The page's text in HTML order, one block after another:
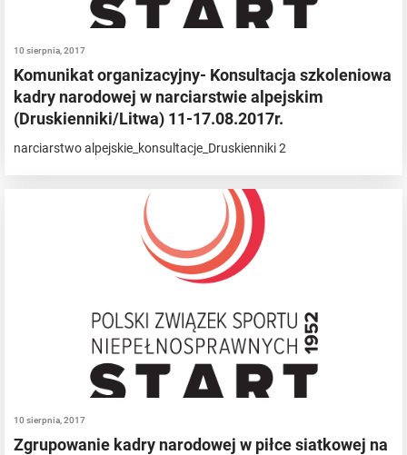
10 sierpnia, 2017
Komunikat organizacyjny- Konsultacja szkoleniowa
kadry narodowej w narciarstwie alpejskim
(Druskienniki/Litwa) 11-17.08.2017r.
narciarstwo alpejskie_konsultacje_Druskienniki 2
10 sierpnia, 2017
Zgrupowanie kadry narodowej w piłce siatkowej na